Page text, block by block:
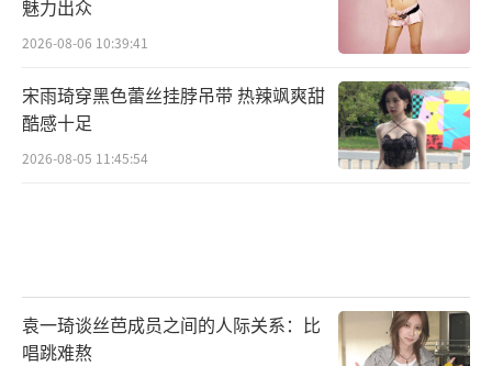
魅力出众
2026-08-06 10:39:41
宋雨琦穿黑色蕾丝挂脖吊带 热辣飒爽甜
酷感十足
2026-08-05 11:45:54
袁一琦谈丝芭成员之间的人际关系：比
唱跳难熬